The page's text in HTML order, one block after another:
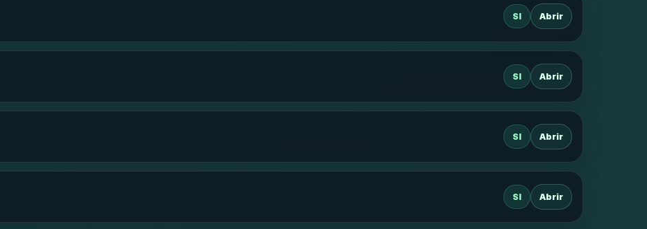
SI Abrir
SI Abrir
SI Abrir
SI Abrir